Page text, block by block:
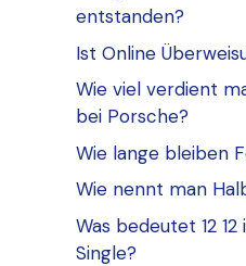
entstanden?
Ist Online
Wie viel verdient
bei Porsche?
Wie lange bleiben
Wie nennt man
Was bedeutet 12
Single?